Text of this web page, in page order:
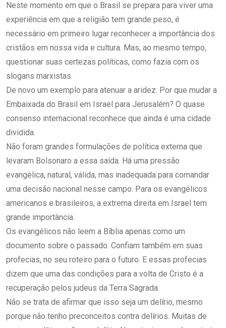
Neste momento em que o Brasil se prepara para viver uma
experiência em que a religião tem grande peso, é
necessário em primeiro lugar reconhecer a importância dos
cristãos em nossa vida e cultura. Mas, ao mesmo tempo,
questionar suas certezas políticas, como fazia com os
slogans marxistas.
De novo um exemplo para atenuar a aridez. Por que mudar a
Embaixada do Brasil em Israel para Jerusalém? O quase
consenso internacional reconhece que ainda é uma cidade
dividida.
Não foram grandes formulações de política externa que
levaram Bolsonaro a essa saída. Há uma pressão
evangélica, natural, válida, mas inadequada para comandar
uma decisão nacional nesse campo. Para os evangélicos
americanos e brasileiros, a extrema direita em Israel tem
grande importância.
Os evangélicos não leem a Bíblia apenas como um
documento sobre o passado. Confiam também em suas
profecias, no seu roteiro para o futuro. E essas profecias
dizem que uma das condições para a volta de Cristo é a
recuperação pelos judeus da Terra Sagrada.
Não se trata de afirmar que isso seja um delírio, mesmo
porque não tenho preconceitos contra delírios. Muitas de